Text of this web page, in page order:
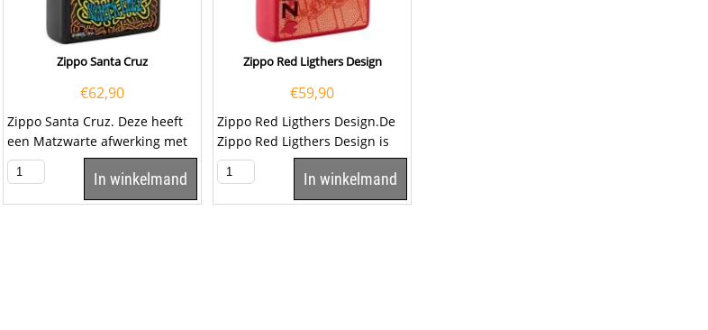
Zippo Santa Cruz
€62,90
Zippo Santa Cruz. Deze heeft
een Matzwarte afwerking met
op de voorzijde een afbeelding
van...
In winkelmand
Zippo Red Ligthers Design
€59,90
Zippo Red Ligthers Design.De
Zippo Red Ligthers Design is
mat rood afgewerkt met aan de
voorzijde...
In winkelmand